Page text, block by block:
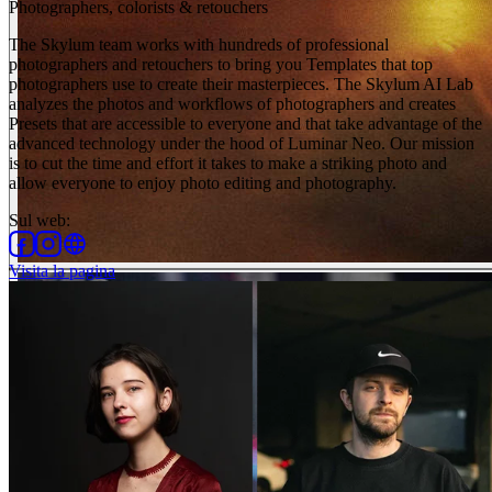
Photographers, colorists & retouchers
The Skylum team works with hundreds of professional
photographers and retouchers to bring you Templates that top
photographers use to create their masterpieces. The Skylum AI Lab
analyzes the photos and workflows of photographers and creates
Presets that are accessible to everyone and that take advantage of the
advanced technology under the hood of Luminar Neo. Our mission
is to cut the time and effort it takes to make a striking photo and
allow everyone to enjoy photo editing and photography.
Sul web:
Visita la pagina